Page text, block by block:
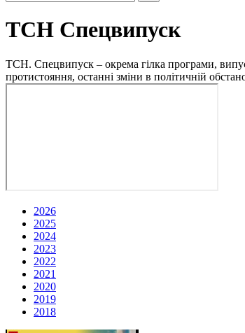
ТСН Спецвипуск
ТСН. Спецвипуск – окрема гілка програми,
протистояння, останні зміни в політичній
2026
2025
2024
2023
2022
2021
2020
2019
2018